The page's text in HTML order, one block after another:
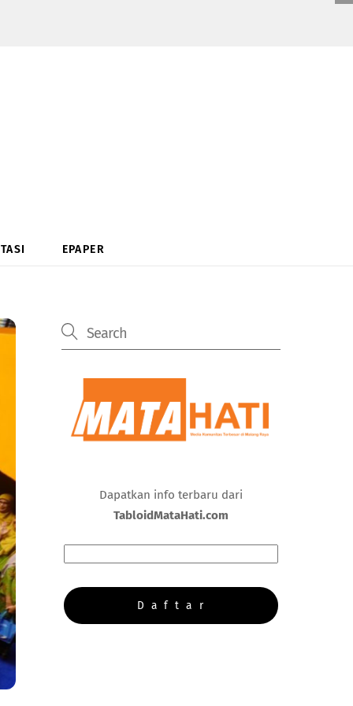
EPAPER
Dapatkan info terbaru dari
TabloidMataHati.com